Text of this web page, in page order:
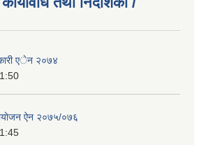
एेन २०७४
ऐन २०७५/०७६